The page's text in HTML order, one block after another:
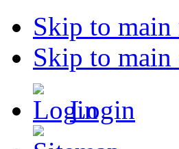
Skip to main
Skip to main
Login